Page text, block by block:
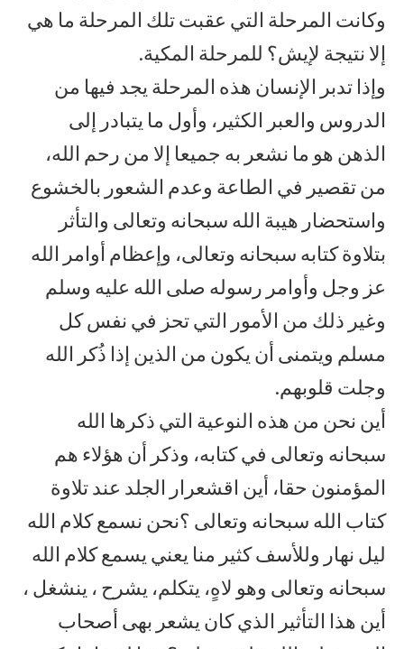
وكانت المرحلة التي عقبت تلك المرحلة ما هي
إلا نتيجة لإيش؟ للمرحلة المكية.
وإذا تدبر الإنسان هذه المرحلة يجد فيها من
الدروس والعبر الكثير، وأول ما يتبادر إلى
الذهن هو ما نشعر به جميعا إلا من رحم الله،
من تقصير في الطاعة وعدم الشعور بالخشوع
واستحضار هيبة الله سبحانه وتعالى والتأثر
بتلاوة كتابه سبحانه وتعالى، وإعظام أوامر الله
عز وجل وأوامر رسوله صلى الله عليه وسلم
وغير ذلك من الأمور التي تحز في نفس كل
مسلم ويتمنى أن يكون من الذين إذا ذُكر الله
وجلت قلوبهم.
أين نحن من هذه النوعية التي ذكرها الله
سبحانه وتعالى في كتابه، وذكر أن هؤلاء هم
المؤمنون حقا، أين اقشعرار الجلد عند تلاوة
كتاب الله سبحانه وتعالى ؟نحن نسمع كلام الله
ليل نهار وللأسف كثير منا يعني يسمع كلام الله
سبحانه وتعالى وهو لاهٍ، يتكلم، يشرح ، ينشغل ،
أين هذا التأثير الذي كان يشعر بهى أصحاب